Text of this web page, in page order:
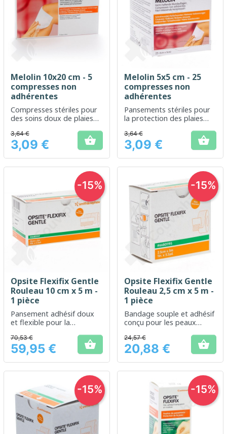
Melolin 10x20 cm - 5
compresses non
adhérentes
Compresses stériles pour
des soins doux de plaies
chirurgicales.
Prix
3,64 €
3,09 € 
Melolin 5x5 cm - 25
compresses non
adhérentes
Pansements stériles pour
la protection des plaies
Prix
3,64 €
3,09 € 
Opsite Flexifix Gentle
Rouleau 10 cm x 5 m -
1 pièce
Pansement adhésif doux
et flexible pour la
Prix
70,53 €
59,95 € 
-15%
Opsite Flexifix Gentle
Rouleau 2,5 cm x 5 m -
1 pièce
Bandage souple et adhésif
conçu pour les peaux
Prix
24,57 €
20,88 € 
-15%
-15% -15%